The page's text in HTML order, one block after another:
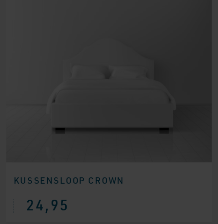
KUSSENSLOOP CROWN
24,95